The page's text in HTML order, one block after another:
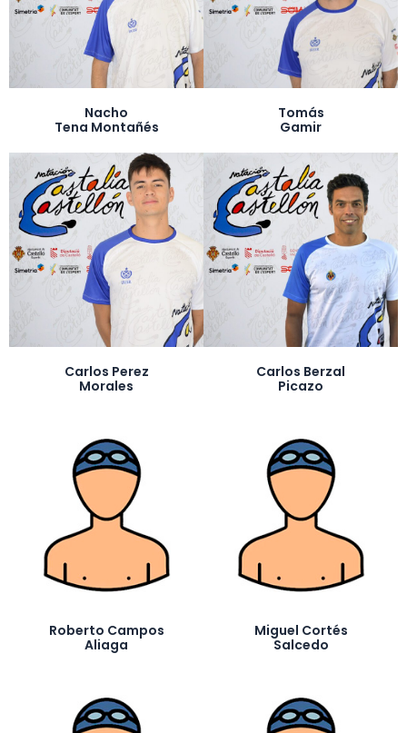
Nacho
Tena Montañés
Tomás
Gamir
Carlos Perez
Morales
Carlos Berzal
Picazo
Roberto Campos
Aliaga
Miguel Cortés
Salcedo